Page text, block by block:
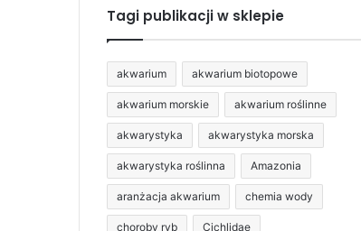
Tagi publikacji w sklepie
akwarium akwarium biotopowe
akwarium morskie akwarium roślinne
akwarystyka akwarystyka morska
akwarystyka roślinna Amazonia
aranżacja akwarium chemia wody
choroby ryb Cichlidae